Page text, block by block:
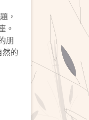
，
。
朋
的